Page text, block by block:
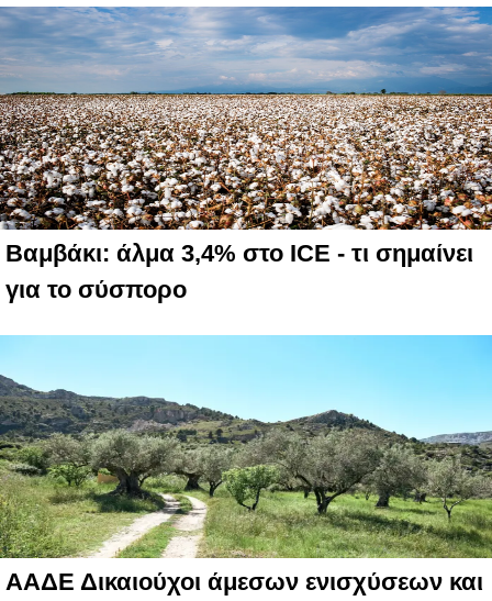
Βαμβάκι: άλμα 3,4% στο ICE - τι σημαίνει
για το σύσπορο
ΑΑΔΕ Δικαιούχοι άμεσων ενισχύσεων και